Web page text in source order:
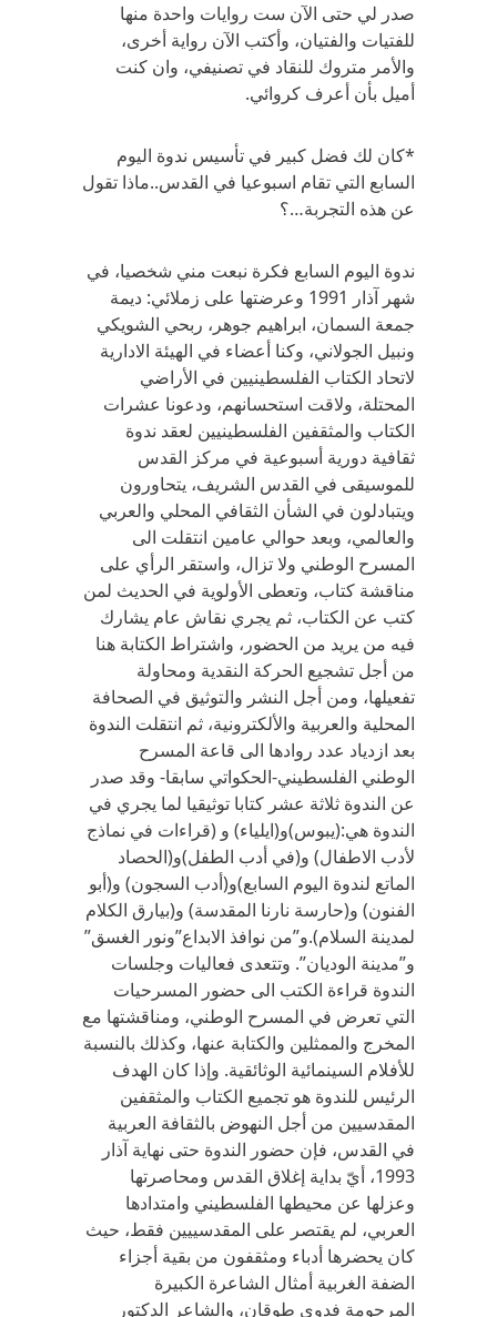
صدر لي حتى الآن ست روايات واحدة منها
للفتيات والفتيان، وأكتب الآن رواية أخرى،
والأمر متروك للنقاد في تصنيفي، وان كنت
أميل بأن أعرف كروائي.
*كان لك فضل كبير في تأسيس ندوة اليوم
السابع التي تقام اسبوعيا في القدس..ماذا تقول
عن هذه التجربة…؟
ندوة اليوم السابع فكرة نبعت مني شخصيا، في
شهر آذار 1991 وعرضتها على زملائي: ديمة
جمعة السمان، ابراهيم جوهر، ربحي الشويكي
ونبيل الجولاني، وكنا أعضاء في الهيئة الادارية
لاتحاد الكتاب الفلسطينيين في الأراضي
المحتلة، ولاقت استحسانهم، ودعونا عشرات
الكتاب والمثقفين الفلسطينيين لعقد ندوة
ثقافية دورية أسبوعية في مركز القدس
للموسيقى في القدس الشريف، يتحاورون
ويتبادلون في الشأن الثقافي المحلي والعربي
والعالمي، وبعد حوالي عامين انتقلت الى
المسرح الوطني ولا تزال، واستقر الرأي على
مناقشة كتاب، وتعطى الأولوية في الحديث لمن
كتب عن الكتاب، ثم يجري نقاش عام يشارك
فيه من يريد من الحضور، واشتراط الكتابة هنا
من أجل تشجيع الحركة النقدية ومحاولة
تفعيلها، ومن أجل النشر والتوثيق في الصحافة
المحلية والعربية والألكترونية، ثم انتقلت الندوة
بعد ازدياد عدد روادها الى قاعة المسرح
الوطني الفلسطيني-الحكواتي سابقا- وقد صدر
عن الندوة ثلاثة عشر كتابا توثيقيا لما يجري في
الندوة هي:(يبوس)و(ايلياء) و (قراءات في نماذج
لأدب الاطفال) و(في أدب الطفل)و(الحصاد
الماتع لندوة اليوم السابع)و(أدب السجون) و(أبو
الفنون) و(حارسة نارنا المقدسة) و(بيارق الكلام
لمدينة السلام).و”من نوافذ الابداع”ونور الغسق”
و”مدينة الوديان”. وتتعدى فعاليات وجلسات
الندوة قراءة الكتب الى حضور المسرحيات
التي تعرض في المسرح الوطني، ومناقشتها مع
المخرج والممثلين والكتابة عنها، وكذلك بالنسبة
للأفلام السينمائية الوثائقية. وإذا كان الهدف
الرئيس للندوة هو تجميع الكتاب والمثقفين
المقدسيين من أجل النهوض بالثقافة العربية
في القدس، فإن حضور الندوة حتى نهاية آذار
1993، أيّ بداية إغلاق القدس ومحاصرتها
وعزلها عن محيطها الفلسطيني وامتدادها
العربي، لم يقتصر على المقدسييين فقط، حيث
كان يحضرها أدباء ومثقفون من بقية أجزاء
الضفة الغربية أمثال الشاعرة الكبيرة
المرحومة فدوى طوقان، والشاعر الدكتور